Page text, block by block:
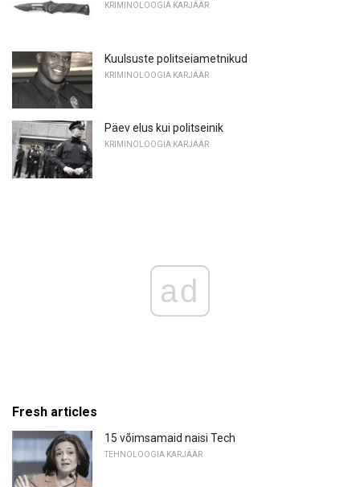
KRIMINOLOOGIA KARJÄÄR
Kuulsuste politseiametnikud
KRIMINOLOOGIA KARJÄÄR
Päev elus kui politseinik
KRIMINOLOOGIA KARJÄÄR
ad
Fresh articles
15 võimsamaid naisi Tech
TEHNOLOOGIA KARJÄÄR